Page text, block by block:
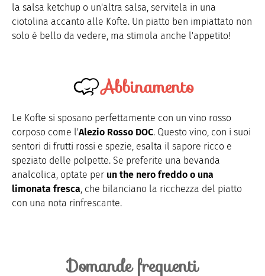
la salsa ketchup o un'altra salsa, servitela in una
ciotolina accanto alle Kofte. Un piatto ben impiattato non
solo è bello da vedere, ma stimola anche l'appetito!
Abbinamento
Le Kofte si sposano perfettamente con un vino rosso
corposo come l'Alezio Rosso DOC. Questo vino, con i suoi
sentori di frutti rossi e spezie, esalta il sapore ricco e
speziato delle polpette. Se preferite una bevanda
analcolica, optate per un the nero freddo o una
limonata fresca, che bilanciano la ricchezza del piatto
con una nota rinfrescante.
Domande frequenti